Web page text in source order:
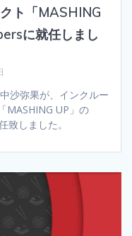
ト「MASHING
に就任しまし
沙弥果が、インクルー
MASHING UP」の
しました。